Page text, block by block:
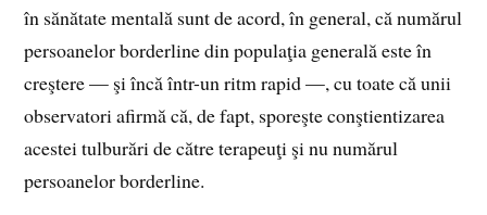
în sănătate mentală sunt de acord, în general, că numărul
persoanelor borderline din populaţia generală este în
creştere — şi încă într-un ritm rapid —, cu toate că unii
observatori afirmă că, de fapt, sporeşte conştientizarea
acestei tulburări de către terapeuţi şi nu numărul
persoanelor borderline.